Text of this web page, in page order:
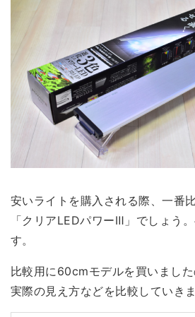
安いライトを購入される際、一番
「クリアLEDパワーⅢ」 でしょう
す。
比較用に60cmモデルを買いました
実際の見え方などを比較していきま